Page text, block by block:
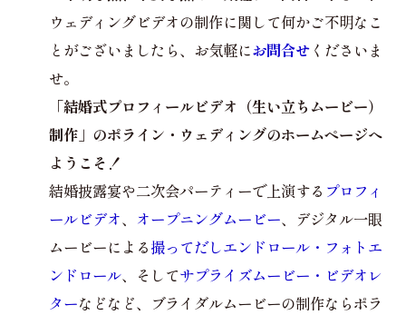
ウェディングビデオの制作に関して何かご不明なこ
とがございましたら、お気軽にお問合せ くださいま
せ。
「結婚式プロフィールビデオ（生い立ちムービー）
制作」のポライン・ウェディングのホームページへ
ようこそ！
結婚披露宴や二次会パーティーで上演する プロフィ
ールビデオ、 オープニングムービー、デジタル一眼
ムービーによる撮ってだしエンドロール・フォトエ
ンドロール、そしてサプライズムービー・ビデオレ
ターなどなど、ブライダルムービーの制作ならポラ